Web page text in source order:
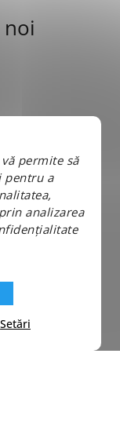
permite să
pentru a
analizarea
Setări